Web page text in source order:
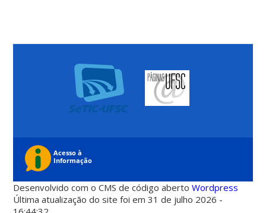
Desenvolvido com o CMS de código abertoWordpress
Última atualização do site foi em 31 de julho 2026 -